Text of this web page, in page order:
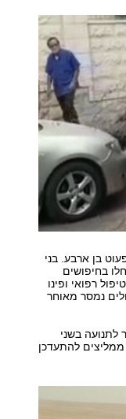
בן ארבע. בני
בחיפושים
רפואי ופינו
נמסר מאוחר
נסגר לתנועה בשני
להתעדכן